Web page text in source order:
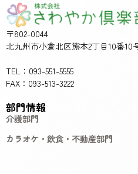
〒802-0044
北九州市小倉北区熊本2丁目10番10
TEL：093-551-5555
FAX：093-513-3222
部門情報
介護部門
カラオケ・飲食・不動産部門